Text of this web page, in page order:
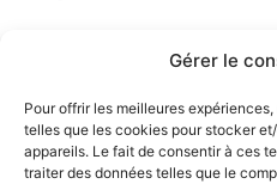
Gérer le
Pour offrir les meilleures
telles que les cookies pour stocker
appareils. Le fait de consentir à ces
traiter des données telles que le
Politique de